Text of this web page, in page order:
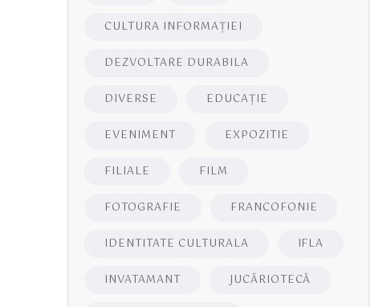
CULTURA INFORMAŢIEI
DEZVOLTARE DURABILA
DIVERSE EDUCAŢIE
EVENIMENT EXPOZITIE
FILIALE FILM
FOTOGRAFIE FRANCOFONIE
IDENTITATE CULTURALA IFLA
INVATAMANT JUCĂRIOTECĂ